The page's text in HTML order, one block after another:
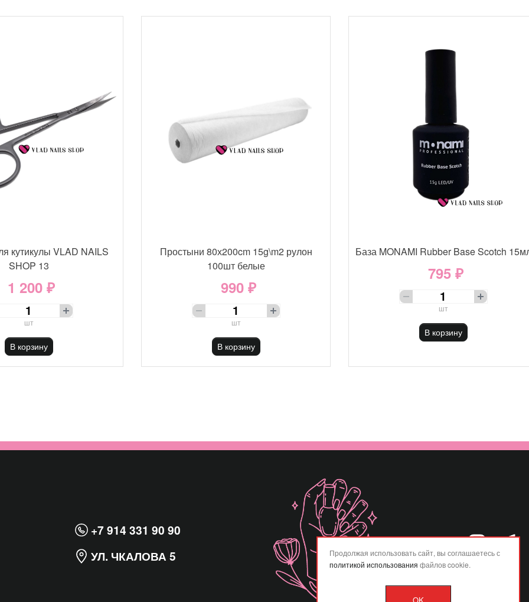
кутикулы VLAD NAILS
SHOP 13
1 200 ₽
шт
В корзину
Простыни 80х200cm 15g\m2 рулон
100шт белые
990 ₽
шт
В корзину
База MONAMI Rubber Base Scotch
795 ₽
шт
В корзину
+7 914 331 90 90
УЛ. ЧКАЛОВА 5
Продолжая использовать сайт, вы соглашаетесь с
политикой использования файлов cookie.
OK